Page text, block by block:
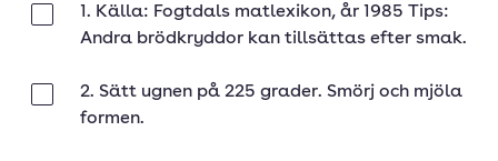
1. Källa: Fogtdals matlexikon, år 1985 Tips:
Andra brödkryddor kan tillsättas efter smak.
2. Sätt ugnen på 225 grader. Smörj och mjöla
formen.